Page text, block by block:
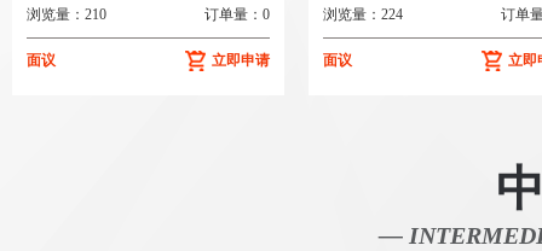
浏览量：210 订单量：0
面议 立即申请
浏览量：224 订单
面议 立即
—